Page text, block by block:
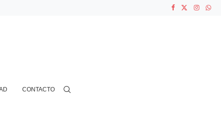
CONTACTO